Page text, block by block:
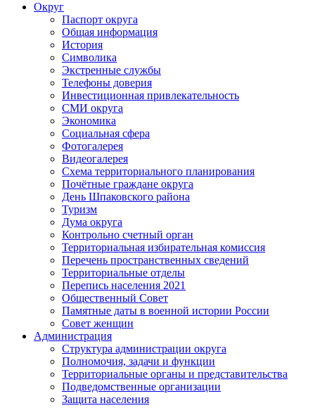
Округ
Паспорт округа
Общая информация
История
Символика
Экстренные службы
Телефоны доверия
Инвестиционная привлекательность
СМИ округа
Экономика
Социальная сфера
Фотогалерея
Видеогалерея
Схема территориального планирования
Почётные граждане округа
День Шпаковского района
Туризм
Дума округа
Контрольно счетный орган
Территориальная избирательная комиссия
Перечень пространственных сведений
Территориальные отделы
Перепись населения 2021
Общественный Совет
Памятные даты в военной истории России
Совет женщин
Администрация
Структура администрации округа
Полномочия, задачи и функции
Территориальные органы и представительства
Подведомственные организации
Защита населения